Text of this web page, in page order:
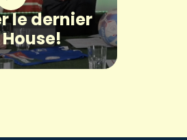
le dernier